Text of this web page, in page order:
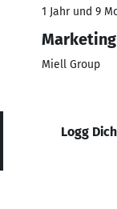
1 Jahr und 9
Miell Group
Logg